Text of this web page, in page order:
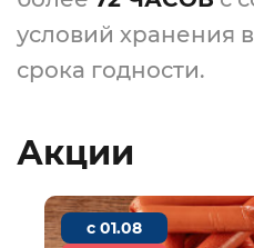
условий хранения
срока годности.
Акции
c 01.08